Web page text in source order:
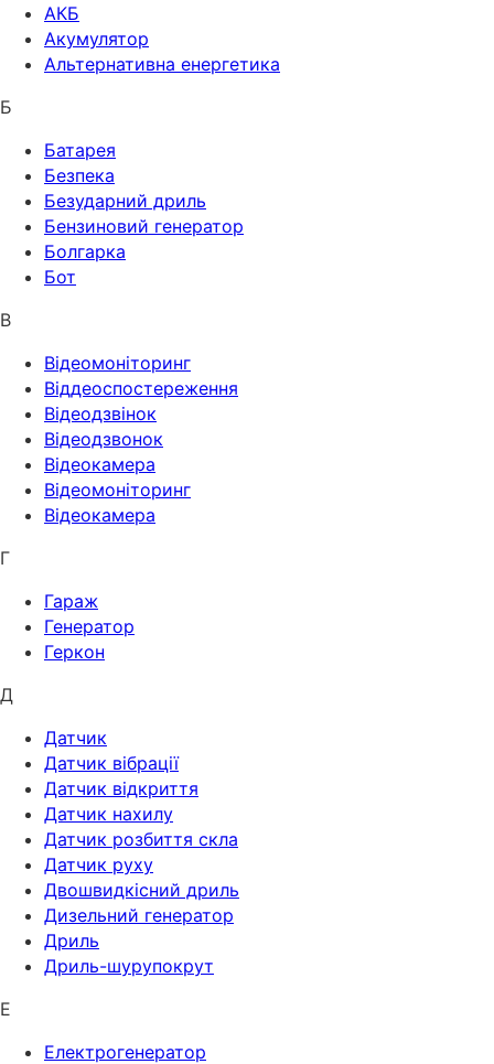
АКБ
Акумулятор
Альтернативна енергетика
Б
Батарея
Безпека
Безударний дриль
Бензиновий генератор
Болгарка
Бот
В
Відеомоніторинг
Віддеоспостереження
Відеодзвінок
Відеодзвонок
Відеокамера
Відеомоніторинг
Відеокамера
Г
Гараж
Генератор
Геркон
Д
Датчик
Датчик вібрації
Датчик відкриття
Датчик нахилу
Датчик розбиття скла
Датчик руху
Двошвидкісний дриль
Дизельний генератор
Дриль
Дриль-шурупокрут
Е
Електрогенератор